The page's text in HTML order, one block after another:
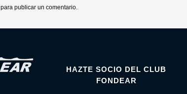
para publicar un comentario.
HAZTE SOCIO DEL CLUB
FONDEAR